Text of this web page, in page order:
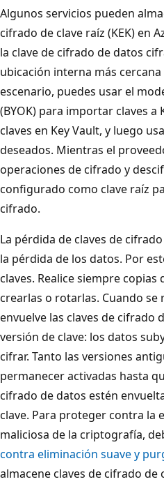
Algunos servicios pueden
cifrado de clave raíz (KEK) en
la clave de cifrado de datos
ubicación interna más
escenario, puedes usar el
(BYOK) para importar claves a
claves en Key Vault, y luego
deseados. Mientras el
operaciones de cifrado y
configurado como clave raíz
cifrado.
La pérdida de claves de
la pérdida de los datos. Por
claves. Realice siempre copias
crearlas o rotarlas. Cuando se
envuelve las claves de cifrado
versión de clave: los datos
cifrar. Tanto las versiones
permanecer activadas hasta
cifrado de datos estén
clave. Para proteger contra la
maliciosa de la criptografía,
contra eliminación suave y
almacene claves de cifrado de